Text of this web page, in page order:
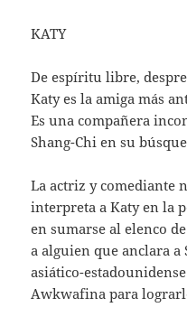
KATY
De espíritu libre,
Katy es la amiga más
Es una compañera
Shang-Chi en su
La actriz y comediante
interpreta a Katy en la
en sumarse al elenco
a alguien que anclara
asiático-
Awkwafina para